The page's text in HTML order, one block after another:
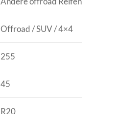
Offroad / SUV / 4×4
255
45
R20